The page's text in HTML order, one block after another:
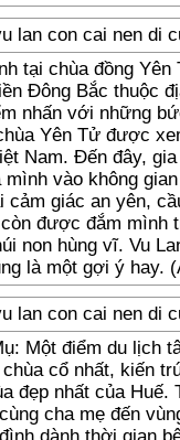
tại chùa đồng Yên
Đông Bắc thuộc
nhấn với những
Yên Tử được
Nam. Đến đây,
vào không
cảm giác an yên,
được đắm mình
non hùng vĩ. Vu
là một gợi ý hay.
Một điểm du lịch
cổ nhất, kiến
đẹp nhất của Huế.
cha mẹ đến